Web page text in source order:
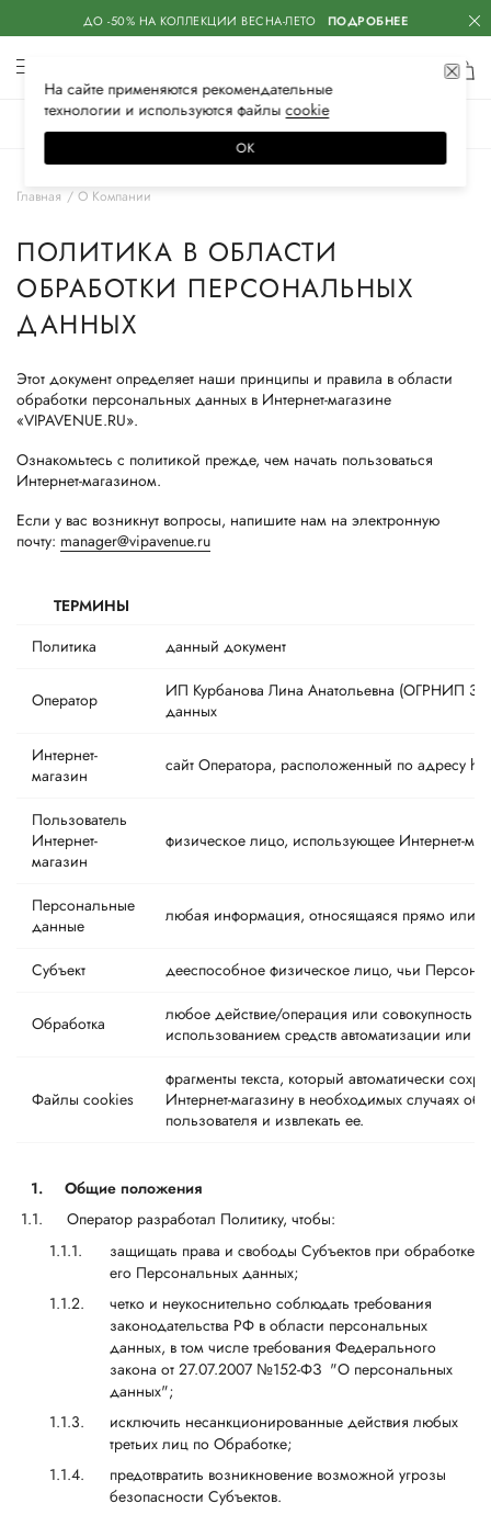
ДО -50% НА КОЛЛЕКЦИИ ВЕСНА-ЛЕТО ПОДРОБНЕЕ
Главная О Компании
ПОЛИТИКА В ОБЛАСТИ
ОБРАБОТКИ ПЕРСОНАЛЬНЫХ
ДАННЫХ
Этот документ определяет наши принципы и правила в области
обработки персональных данных в Интернет-магазине
«VIPAVENUE.RU».
Ознакомьтесь с политикой прежде, чем начать пользоваться
Интернет-магазином.
Если у вас возникнут вопросы, напишите нам на электронную
почту: manager@vipavenue.ru
ТЕРМИНЫ
Политика
данный документ
Оператор
ИП Курбанова Лина Анатольевна (ОГРНИП
данных
Интернет-
магазин
сайт Оператора, расположенный по адресу
Пользователь
Интернет-
магазин
физическое лицо, использующее Интернет-
Персональные
данные
любая информация, относящаяся прямо или
Субъект дееспособное физическое лицо, чьи
Обработка
любое действие/операция или
использованием средств автоматизации или
Файлы cookies
фрагменты текста, который автоматически
Интернет-магазину в необходимых случаях
пользователя и извлекать ее.
1.
Общие положения
Оператор разработал Политику, чтобы:
защищать права и свободы Субъектов при обработке
его Персональных данных;
четко и неукоснительно соблюдать требования
законодательства РФ в области персональных
данных, в том числе требования Федерального
закона от 27.07.2007 №152-ФЗ "О персональных
данных";
исключить несанкционированные действия любых
третьих лиц по Обработке;
предотвратить возникновение возможной угрозы
безопасности Субъектов.
На сайте применяются рекомендательные
технологии и используются файлысооkiе
ОК